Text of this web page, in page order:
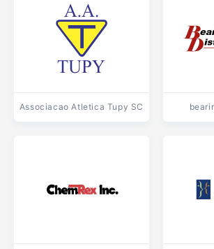
Associacao Atletica Tupy SC